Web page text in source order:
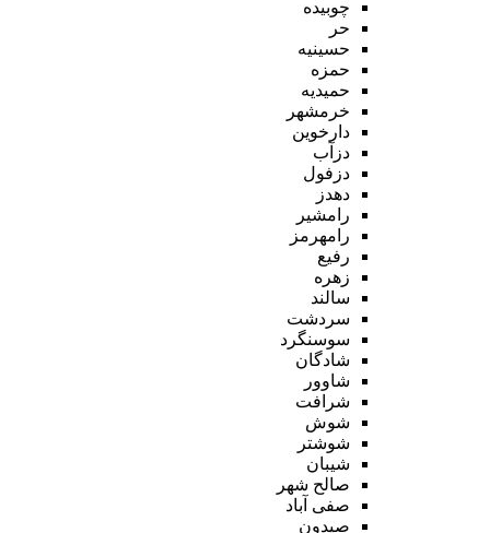
چوبیده
حر
حسینیه
حمزه
حمیدیه
خرمشهر
دارخوین
دزآب
دزفول
دهدز
رامشیر
رامهرمز
رفیع
زهره
سالند
سردشت
سوسنگرد
شادگان
شاوور
شرافت
شوش
شوشتر
شیبان
صالح شهر
صفی آباد
صیدون